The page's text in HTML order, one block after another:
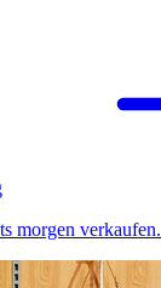
morgen verkaufen.